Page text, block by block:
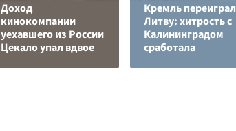
Доход
кинокомпании
уехавшего из России
Цекало упал вдвое
Кремль переиграл
Литву: хитрость с
Калининградом
сработала